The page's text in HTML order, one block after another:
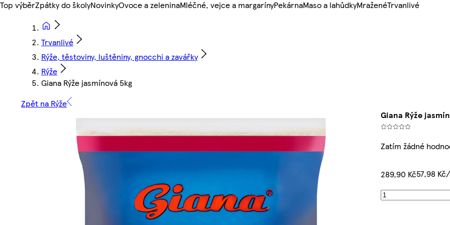
Top výběrZpátky do školyNovinkyOvoce a zeleninaMléčné, vejce a margarínyPekárnaMaso a lahůdkyMraženéTrvanlivé
Trvanlivé
Rýže, těstoviny, luštěniny, gnocchi a zavářky
Rýže
Giana Rýže jasmínová 5kg
Zpět na Rýže
Giana Rýže
Zatím žádné
289,90 Kč57,98